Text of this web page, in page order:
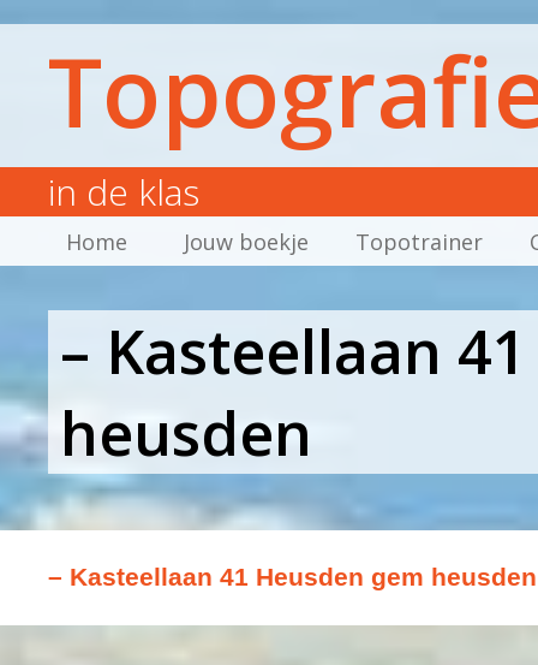
in de klas
Home Jouw boekje Topotrainer
– Kasteellaan
heusden
– Kasteellaan 41 Heusden gem heusden